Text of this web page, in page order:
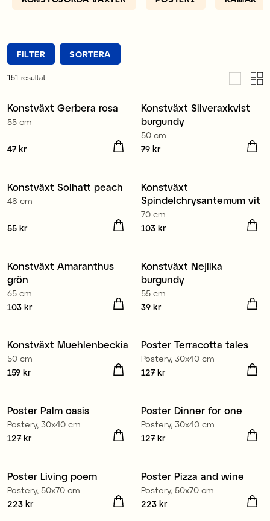
dig. Vi har mängder av krukor som matchar våra
FILTER SORTERA
151 resultat
Nyhet
Konstväxt Gerbera rosa
55 cm
Pris:
47 kr
Nyhet
Konstväxt Silveraxkvist
burgundy
50 cm
Pris:
79 kr
Nyhet
Konstväxt Solhatt peach
48 cm
Pris:
55 kr
Nyhet
Konstväxt
Spindelchrysantemum vit
70 cm
Pris :103 kr
103 kr
Nyhet
Konstväxt Amaranthus
grön
65 cm
Pris :103 kr
103 kr
Nyhet
Konstväxt Nejlika
burgundy
55 cm
Pris:
39 kr
Nyhet
Konstväxt Muehlenbeckia
50 cm
Pris :159 kr
159 kr
Nyhet
Poster Terracotta tales
Postery, 30x40 cm
Pris :127 kr
127 kr
Nyhet
Poster Palm oasis
Postery, 30x40 cm
Pris :127 kr
127 kr
Nyhet
Poster Dinner for one
Postery, 30x40 cm
Pris :127 kr
127 kr
Nyhet
Poster Living poem
Postery, 50x70 cm
Pris :223 kr
223 kr
Nyhet
Poster Pizza and wine
Postery, 50x70 cm
Pris :223 kr
223 kr